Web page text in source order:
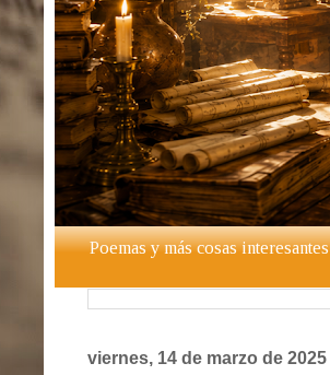
Poemas y más cosas interesantes
viernes, 14 de marzo de 2025